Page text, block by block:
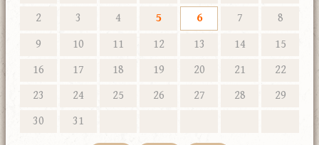
2
3 4 5 6 7
8
9
10 11 12 13 14
15
16
17 18 19 20 21
22
23
24 25 26 27 28
29
30
31